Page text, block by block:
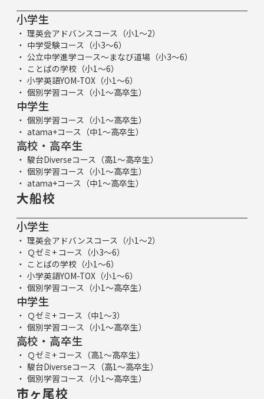
小学生
理英会アドバンスコース（小1～2）
中学受験コース（小3～6）
公立中学進学コース～まなび道場（小3～6）
ことばの学校（小1～6）
小学英語YOM-TOX（小1～6）
個別学習コース（小1～高卒生）
中学生
個別学習コース（小1～高卒生）
atama+コース（中1～高卒生）
高校・高卒生
駿台Diverseコース（高1～高卒生）
個別学習コース（小1～高卒生）
atama+コース（中1～高卒生）
大船校
小学生
理英会アドバンスコース（小1～2）
Ｑゼミ+ コース（小3～6）
ことばの学校（小1～6）
小学英語YOM-TOX（小1～6）
個別学習コース（小1～高卒生）
中学生
Ｑゼミ+ コース（中1～3）
個別学習コース（小1～高卒生）
高校・高卒生
Ｑゼミ+ コース（高1～高卒生）
駿台Diverseコース（高1～高卒生）
個別学習コース（小1～高卒生）
市ヶ尾校